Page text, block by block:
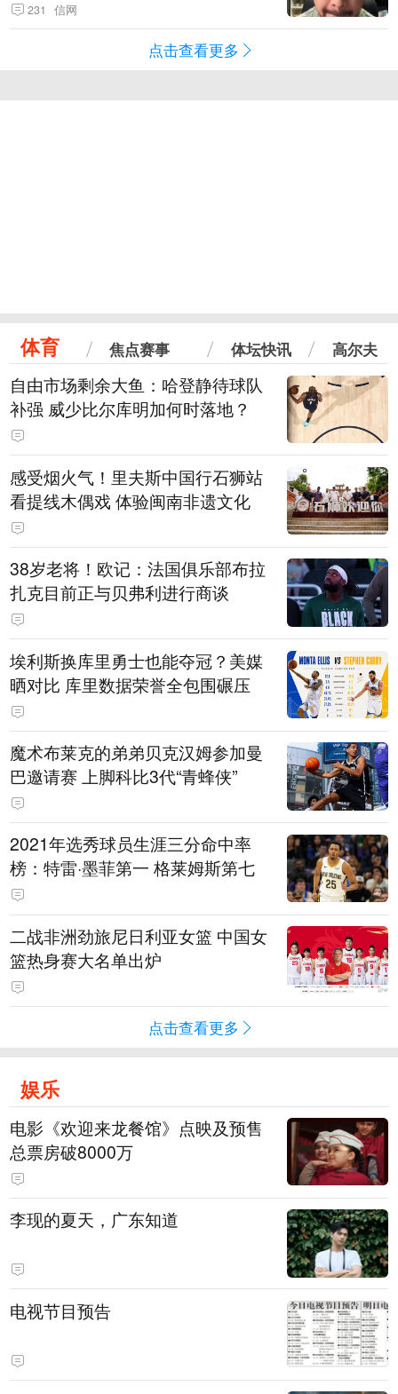
231 信网
点击查看更多
体育 焦点赛事 体坛快讯 高尔夫
自由市场剩余大鱼：哈登静待球队
补强 威少比尔库明加何时落地？
感受烟火气！里夫斯中国行石狮站
看提线木偶戏 体验闽南非遗文化
38岁老将！欧记：法国俱乐部布拉
扎克目前正与贝弗利进行商谈
埃利斯换库里勇士也能夺冠？美媒
晒对比 库里数据荣誉全包围碾压
魔术布莱克的弟弟贝克汉姆参加曼
巴邀请赛 上脚科比3代“青蜂侠”
2021年选秀球员生涯三分命中率
榜：特雷·墨菲第一 格莱姆斯第七
二战非洲劲旅尼日利亚女篮 中国女
篮热身赛大名单出炉
点击查看更多
娱乐
电影《欢迎来龙餐馆》点映及预售
总票房破8000万
李现的夏天，广东知道
电视节目预告